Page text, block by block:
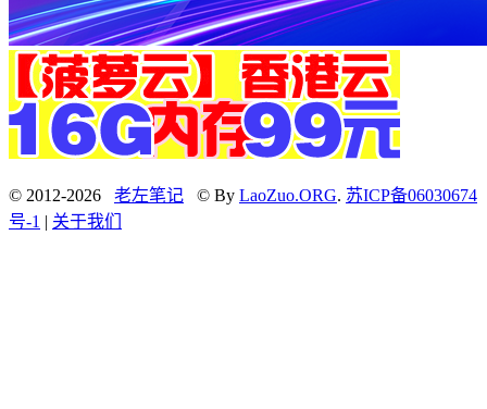
© 2012-2026 老左笔记 © By LaoZuo.ORG. 苏ICP备06030674
号-1 | 关于我们